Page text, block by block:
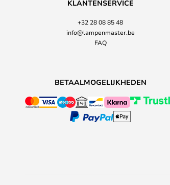
KLANTENSERVICE
+32 28 08 85 48
info@lampenmaster.be
FAQ
BETAALMOGELIJKHEDEN